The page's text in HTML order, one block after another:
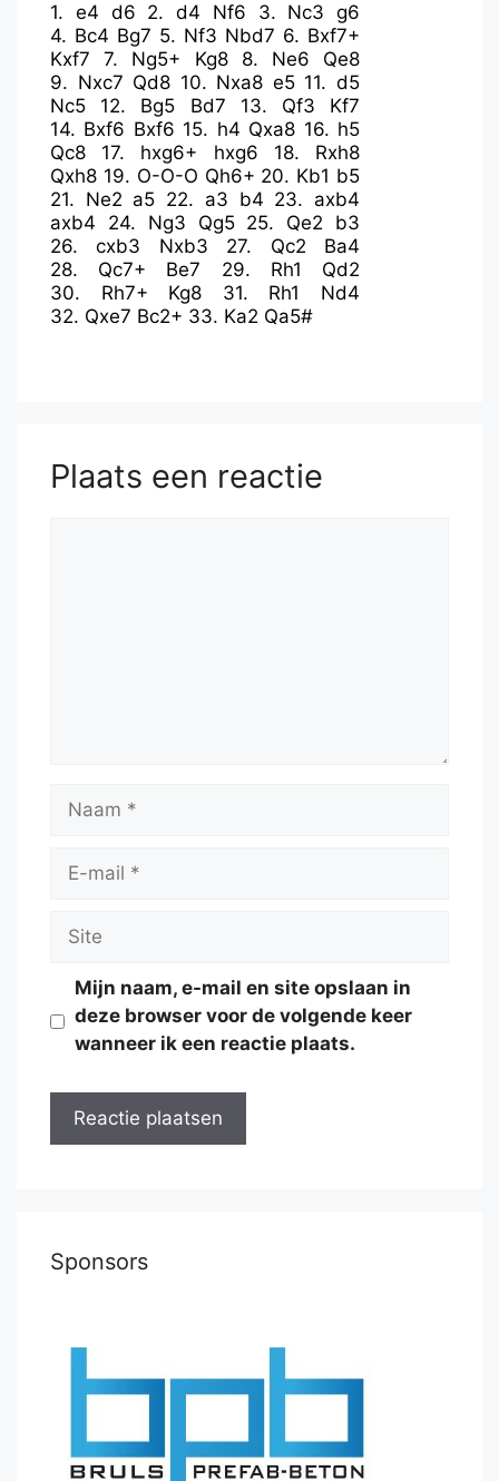
1. e4 d6 2. d4 Nf6 3. Nc3 g6
4. Bc4 Bg7 5. Nf3 Nbd7 6. Bxf7+
Kxf7
7. Ng5+ Kg8 8. Ne6
Qe8
9. Nxc7 Qd8 10. Nxa8 e5 11.d5
Nc5
12. Bg5 Bd7 13. Qf3
Kf7
14. Bxf6 Bxf6 15. h4 Qxa8 16. h5
Qc8
17. hxg6+ hxg6 18. Rxh8
Qxh8 19. O-O-O Qh6+ 20. Kb1 b5
21. Ne2 a5 22. a3 b4 23. axb4
axb4
24. Ng3 Qg5 25. Qe2
b3
26.cxb3 Nxb3 27. Qc2
Ba4
28. Qc7+ Be7 29. Rh1
Qd2
30. Rh7+ Kg8 31. Rh1
Nd4
32. Qxe7 Bc2+ 33. Ka2 Qa5#
Plaats een reactie
Naam
Site
Mijn naam, e-mail en site opslaan in
deze browser voor de volgende keer
wanneer ik een reactie plaats.
Sponsors